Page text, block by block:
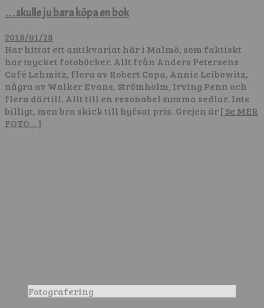
…skulle ju bara köpa en bok
2018/01/28
Har hittat ett antikvariat här i Malmö, som faktiskt
har mycket fotoböcker. Allt från Anders Petersens
Café Lehmitz, flera av Robert Capa, Annie Leibowitz,
några av Walker Evans, Strömholm, Irving Penn och
flera därtill. Allt till en resonabel summa sedlar. Inte
billigt, men bra skick till hyfsat pris. Grejen är[ Se MER
FOTO… ]
Fotografering